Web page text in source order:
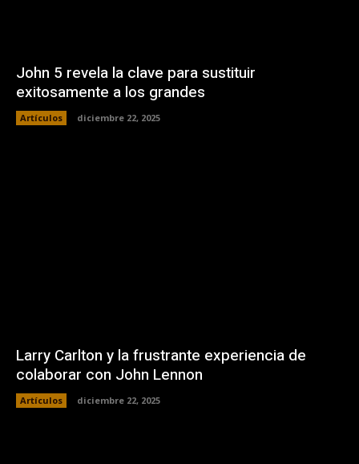
John 5 revela la clave para sustituir
exitosamente a los grandes
Artículos diciembre 22, 2025
Larry Carlton y la frustrante experiencia de
colaborar con John Lennon
Artículos diciembre 22, 2025